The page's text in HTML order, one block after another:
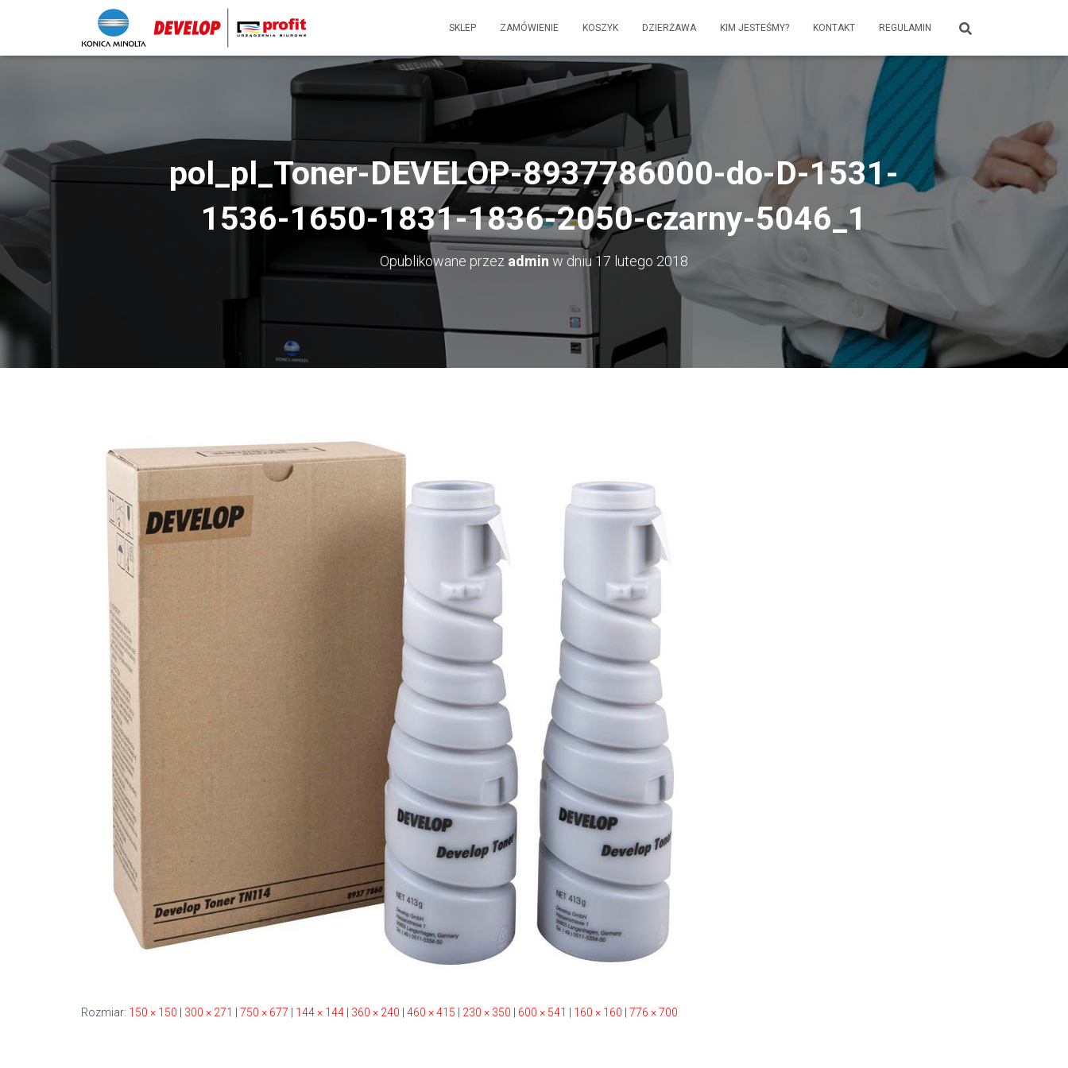
SKLEP ZAMÓWIENIE KOSZYK DZIERŻAWA KIM JESTEŚMY? KONTAKT REGULAMIN
pol_pl_Toner-DEVELOP-8937786000-do-D-1531-
1536-1650-1831-1836-2050-czarny-5046_1
Opublikowane przezadmin w dniu17 lutego 2018
Rozmiar: 150 × 150 300 × 271 750 × 677 144 × 144 360 × 240 460 × 415 230 × 350 600 × 541 160 × 160 776 × 700